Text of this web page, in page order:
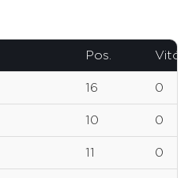
Pos.
16 0
10 0
11 0